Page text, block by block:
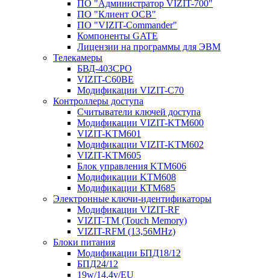
ПО "Администратор VIZIT-700"
ПО "Клиент ОСВ"
ПО "VIZIT-Commander"
Компоненты GATE
Лицензии на программы для ЭВМ
Телекамеры
БВД-403СРО
VIZIT-С60BE
Модификации VIZIT-C70
Контроллеры доступа
Считыватели ключей доступа
Модификации VIZIT-KTM600
VIZIT-KTM601
Модификации VIZIT-KTM602
VIZIT-KTM605
Блок управления KTM606
Модификации KTM608
Модификации КТМ685
Электронные ключи-идентификаторы
Модификации VIZIT-RF
VIZIT-TM (Touch Memory)
VIZIT-RFM (13,56MHz)
Блоки питания
Модификации БПД18/12
БПД24/12
19w/14.4v/EU